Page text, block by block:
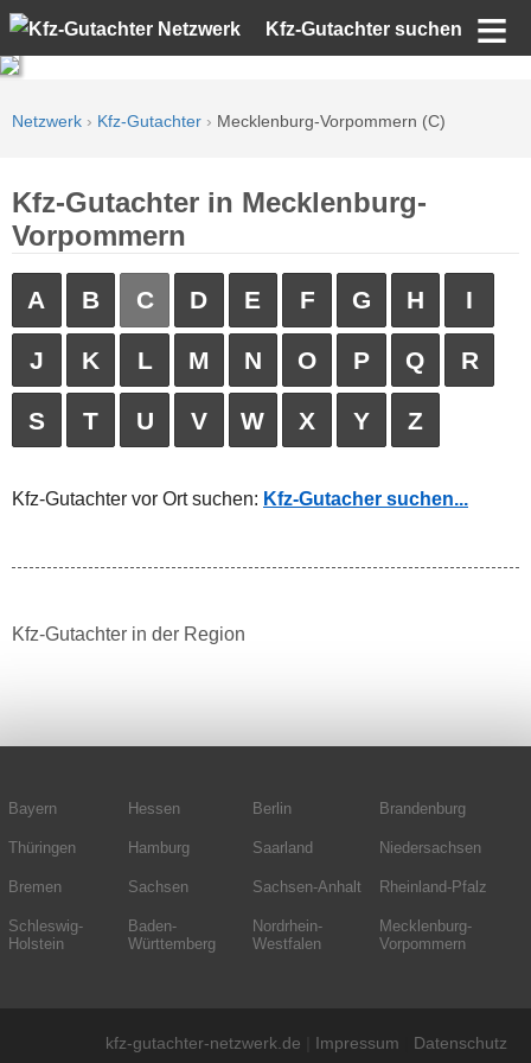
Kfz-Gutachter suchen
Netzwerk › Kfz-Gutachter › Mecklenburg-Vorpommern (C)
Kfz-Gutachter in Mecklenburg-
Vorpommern
A B C D E F G H I
J K L M N O P Q R
S T U V W X Y Z
Kfz-Gutachter vor Ort suchen: Kfz-Gutacher suchen...
Kfz-Gutachter in der Region
Bayern Hessen Berlin Brandenburg
Thüringen Hamburg Saarland Niedersachsen
Bremen Sachsen Sachsen-Anhalt Rheinland-Pfalz
Schleswig-
Holstein
Baden-
Württemberg
Nordrhein-
Westfalen
Mecklenburg-
Vorpommern
kfz-gutachter-netzwerk.de Impressum Datenschutz